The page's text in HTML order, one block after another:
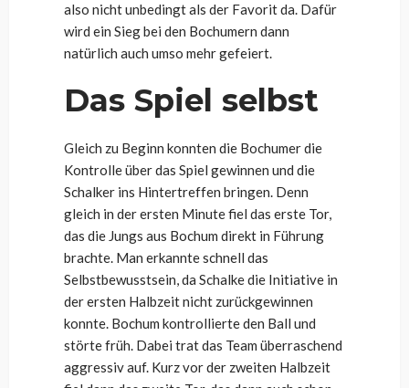
also nicht unbedingt als der Favorit da. Dafür
wird ein Sieg bei den Bochumern dann
natürlich auch umso mehr gefeiert.
Das Spiel selbst
Gleich zu Beginn konnten die Bochumer die
Kontrolle über das Spiel gewinnen und die
Schalker ins Hintertreffen bringen. Denn
gleich in der ersten Minute fiel das erste Tor,
das die Jungs aus Bochum direkt in Führung
brachte. Man erkannte schnell das
Selbstbewusstsein, da Schalke die Initiative in
der ersten Halbzeit nicht zurückgewinnen
konnte. Bochum kontrollierte den Ball und
störte früh. Dabei trat das Team überraschend
aggressiv auf. Kurz vor der zweiten Halbzeit